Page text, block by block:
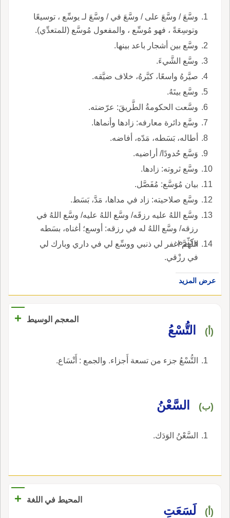
وسَّعَ / وسَّعَ على / وسَّعَ في / وسَّعَ لـ يوسِّع ، توسيعًا
وتوسِعَةً ، فهو مُوسِّع ، والمفعول مُوسَّع (للمتعدِّي).
وسَّع بين أشجار باعد بينها.
وسَّع الشَّيءَ.
صيَّرهُ واسعًا، كبَّرهُ، خلاف ضيَّقه.
وسَّع بيتَهُ.
وسَّعت الحكومةُ الطَّريقَ: عرّضته.
وسَّع دائرة معارفه: زادها وأنماها.
أطاله، بَسَطه، مَدّه، أفاضه.
وَسَّع حُدودًا/ أراضيه.
وسَّع ثروته: زادها.
بيان مُوَسَّع: مُفَصَّل.
وسَّع صلاحيته: زاد في مداها، مَدَّ، بَسَط.
وسَّع اللهُ عليه رزقَه/ وسَّع اللهُ عليه/ وسَّع اللهُ في
رزقه/ وسَّع اللهُ له في رزقه: أوسع؛ أغناه، بسَطه
وكثّره.
اللهمَّ اغفر لي ذنبي ووسِّع لي في داري وبارك لي
في رزْقي.
عرض المزيد
المعجم الوسيط +
(أ) التُّسْعُ
التُّسْعُ جزء من تسعة أَجزاء. والجمع : أَتْسَاع.
(ب) السَّعْنُ
السَّعْنُ الوَدَك.
المحيط في اللغة +
(أ) لَسَعَتِ